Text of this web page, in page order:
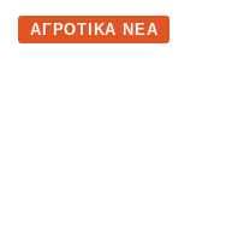
ΑΓΡΟΤΙΚΆ ΝΈΑ